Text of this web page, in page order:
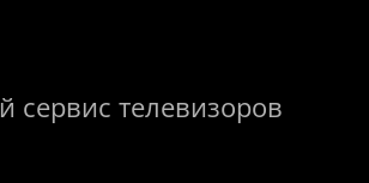
сервис телевизоров